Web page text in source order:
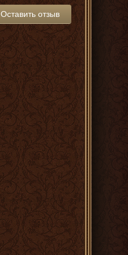
Оставить отзыв